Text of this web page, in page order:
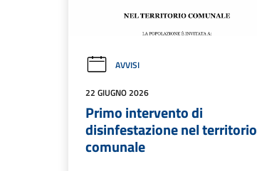
AVVISI
22 GIUGNO 2026
Primo intervento di
disinfestazione nel territorio
comunale